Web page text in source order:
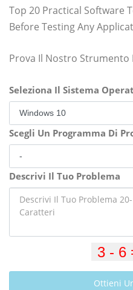
Top 20 Practical Software
Before Testing Any
Prova Il Nostro Strumento
Seleziona Il Sistema
Scegli Un Programma Di
Descrivi Il Tuo Problema
Ottieni